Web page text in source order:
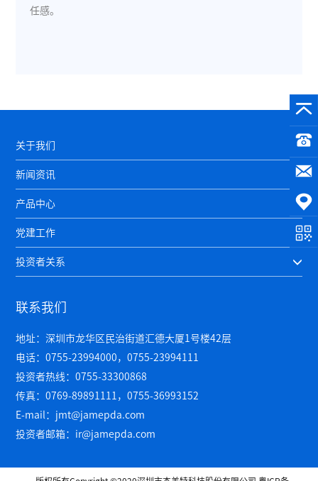
任感。
关于我们
新闻资讯
产品中心
党建工作
投资者关系
联系我们
地址：深圳市龙华区民治街道汇德大厦1号楼42层
电话：0755-23994000，0755-23994111
投资者热线：0755-33300868
传真：0769-89891111，0755-36993152
E-mail：jmt@jamepda.com
投资者邮箱：ir@jamepda.com